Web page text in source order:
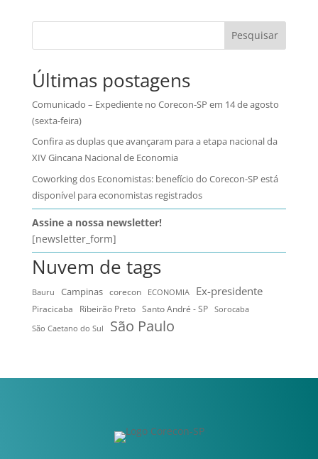
Pesquisar
Últimas postagens
Comunicado – Expediente no Corecon-SP em 14 de agosto
(sexta-feira)
Confira as duplas que avançaram para a etapa nacional da
XIV Gincana Nacional de Economia
Coworking dos Economistas: benefício do Corecon-SP está
disponível para economistas registrados
Assine a nossa newsletter!
[newsletter_form]
Nuvem de tags
Bauru Campinas corecon ECONOMIA Ex-presidente
Piracicaba Ribeirão Preto Santo André - SP
Sorocaba
São Caetano do Sul
São Paulo